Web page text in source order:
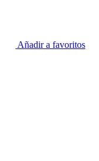
Añadir a favoritos